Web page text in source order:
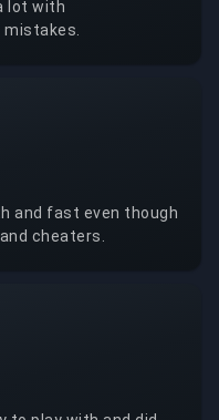
lot with
and fast even though
cheaters.